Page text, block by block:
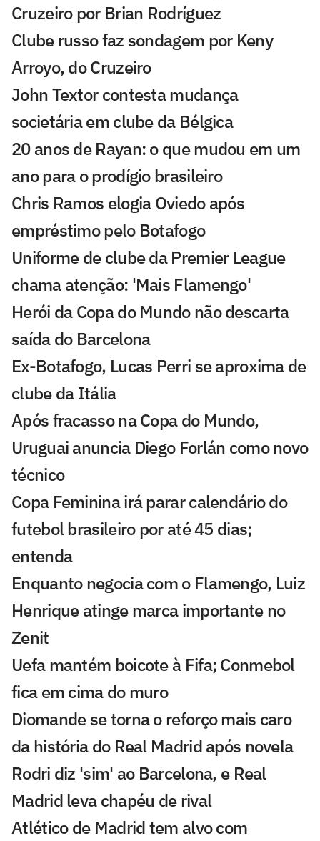
Cruzeiro por Brian Rodríguez
Clube russo faz sondagem por Keny
Arroyo, do Cruzeiro
John Textor contesta mudança
societária em clube da Bélgica
20 anos de Rayan: o que mudou em um
ano para o prodígio brasileiro
Chris Ramos elogia Oviedo após
empréstimo pelo Botafogo
Uniforme de clube da Premier League
chama atenção: 'Mais Flamengo'
Herói da Copa do Mundo não descarta
saída do Barcelona
Ex-Botafogo, Lucas Perri se aproxima de
clube da Itália
Após fracasso na Copa do Mundo,
Uruguai anuncia Diego Forlán como novo
técnico
Copa Feminina irá parar calendário do
futebol brasileiro por até 45 dias;
entenda
Enquanto negocia com o Flamengo, Luiz
Henrique atinge marca importante no
Zenit
Uefa mantém boicote à Fifa; Conmebol
fica em cima do muro
Diomande se torna o reforço mais caro
da história do Real Madrid após novela
Rodri diz 'sim' ao Barcelona, e Real
Madrid leva chapéu de rival
Atlético de Madrid tem alvo com